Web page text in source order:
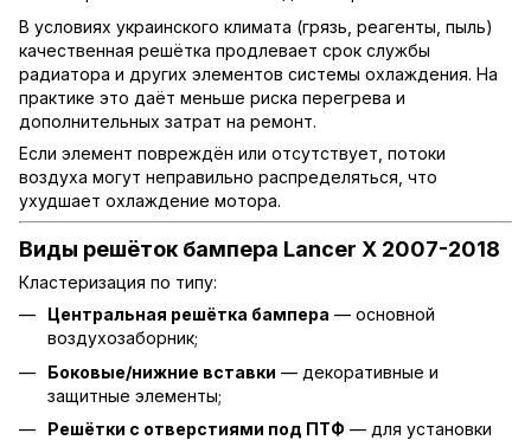
В условиях украинского климата (грязь, реагенты, пыль)
качественная решётка продлевает срок службы
радиатора и других элементов системы охлаждения. На
практике это даёт меньше риска перегрева и
дополнительных затрат на ремонт.
Если элемент повреждён или отсутствует, потоки
воздуха могут неправильно распределяться, что
ухудшает охлаждение мотора.
Виды решёток бампера Lancer X 2007-2018
Кластеризация по типу:
Центральная решётка бампера — основной
воздухозаборник;
Боковые/нижние вставки — декоративные и
защитные элементы;
Решётки с отверстиями под ПТФ — для установки